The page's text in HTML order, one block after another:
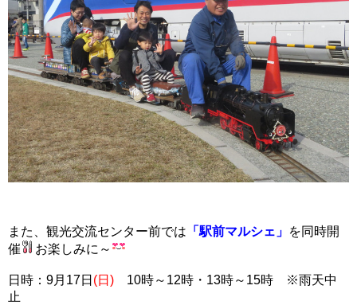
また、観光交流センター前では 「駅前マルシェ」 を同時開
催
お楽しみに～
日時：9月17日 (日) 10時～12時・13時～15時 ※雨天中
止